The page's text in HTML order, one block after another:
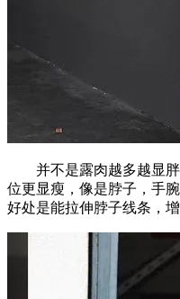
并不是露肉越多越显胖
位更显瘦，像是脖子，手
好处是能拉伸脖子线条，增